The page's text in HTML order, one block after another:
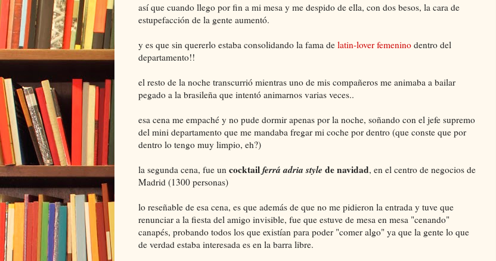
así que cuando llego por fin a mi mesa y me despido de ella, con dos besos, la cara de
estupefacción de la gente aumentó.
y es que sin quererlo estaba consolidando la fama de latin-lover femenino dentro del
departamento!!
el resto de la noche transcurrió mientras uno de mis compañeros me animaba a bailar
pegado a la brasileña que intentó animarnos varias veces..
esa cena me empaché y no pude dormir apenas por la noche, soñando con el jefe supremo
del mini departamento que me mandaba fregar mi coche por dentro (que conste que por
dentro lo tengo muy limpio, eh?)
la segunda cena, fue un cocktailferrá adria style de navidad, en el centro de negocios de
Madrid (1300 personas)
lo reseñable de esa cena, es que además de que no me pidieron la entrada y tuve que
renunciar a la fiesta del amigo invisible, fue que estuve de mesa en mesa "cenando"
canapés, probando todos los que existían para poder "comer algo" ya que la gente lo que
de verdad estaba interesada es en la barra libre.